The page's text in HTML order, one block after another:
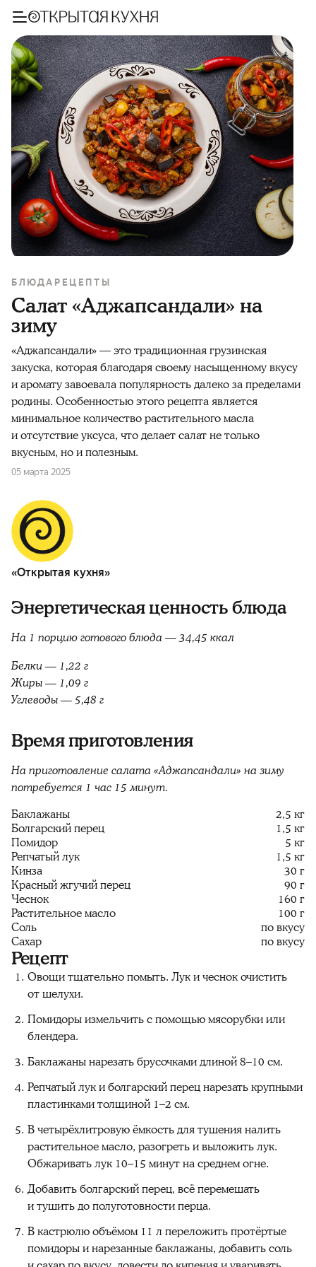
БЛЮДА РЕЦЕПТЫ
Салат «Аджапсандали» на
зиму
«Аджапсандали» — это традиционная грузинская
закуска, которая благодаря своему насыщенному вкусу
и аромату завоевала популярность далеко за пределами
родины. Особенностью этого рецепта является
минимальное количество растительного масла
и отсутствие уксуса, что делает салат не только
вкусным, но и полезным.
05 марта 2025
«Открытая кухня»
Энергетическая ценность блюда
На 1 порцию готового блюда — 34,45 ккал
Белки — 1,22 г
Жиры — 1,09 г
Углеводы — 5,48 г
Время приготовления
На приготовление салата «Аджапсандали» на зиму
потребуется 1 час 15 минут.
Баклажаны
2,5 кг
Болгарский перец
1,5 кг
Помидор
5 кг
Репчатый лук
1,5 кг
Кинза
30 г
Красный жгучий перец
90 г
Чеснок
160 г
Растительное масло
100 г
Соль
по вкусу
Сахар
по вкусу
Рецепт
Овощи тщательно помыть. Лук и чеснок очистить
от шелухи.
Помидоры измельчить с помощью мясорубки или
блендера.
Баклажаны нарезать брусочками длиной 8–10 см.
Репчатый лук и болгарский перец нарезать крупными
пластинками толщиной 1–2 см.
В четырёхлитровую ёмкость для тушения налить
растительное масло, разогреть и выложить лук.
Обжаривать лук 10–15 минут на среднем огне.
Добавить болгарский перец, всё перемешать
и тушить до полуготовности перца.
В кастрюлю объёмом 11 л переложить протёртые
помидоры и нарезанные баклажаны, добавить соль